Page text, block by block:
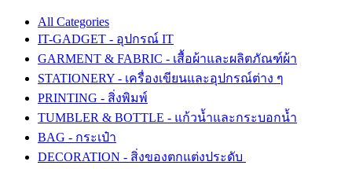
All Categories
IT-GADGET - อุปกรณ์ IT
GARMENT & FABRIC - เสื้อผ้าและผลิตภัณฑ์ผ้า
STATIONERY - เครื่องเขียนและอุปกรณ์ต่าง ๆ
PRINTING - สิ่งพิมพ์
TUMBLER & BOTTLE - แก้วน้ำและกระบอกน้ำ
BAG - กระเป๋า
DECORATION - สิ่งของตกแต่งประดับ